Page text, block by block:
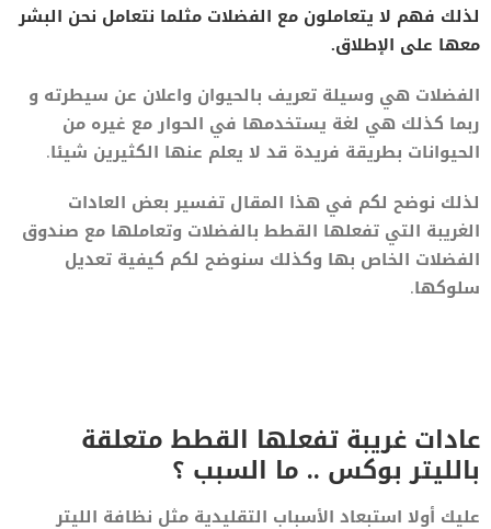
لذلك فهم لا يتعاملون مع الفضلات مثلما نتعامل نحن البشر
معها على الإطلاق.
الفضلات هي وسيلة تعريف بالحيوان واعلان عن سيطرته و
ربما كذلك هي لغة يستخدمها في الحوار مع غيره من
الحيوانات بطريقة فريدة قد لا يعلم عنها الكثيرين شيئا.
لذلك نوضح لكم في هذا المقال تفسير بعض العادات
الغريبة التي تفعلها القطط بالفضلات وتعاملها مع صندوق
الفضلات الخاص بها وكذلك سنوضح لكم كيفية تعديل
سلوكها.
عادات غريبة تفعلها القطط متعلقة
بالليتر بوكس .. ما السبب ؟
عليك أولا استبعاد الأسباب التقليدية مثل نظافة الليتر